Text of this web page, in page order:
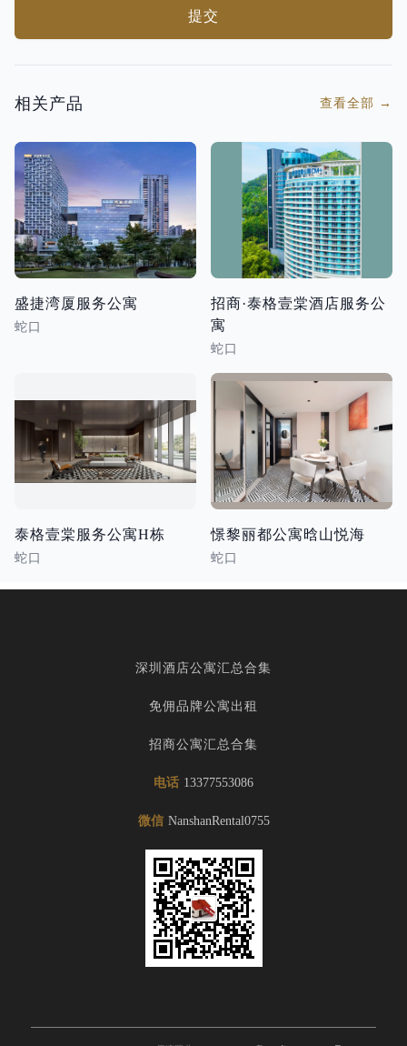
提交
相关产品 查看全部 →
盛捷湾厦服务公寓
蛇口
招商·泰格壹棠酒店服务公
寓
蛇口
泰格壹棠服务公寓H栋
蛇口
憬黎丽都公寓晗山悦海
蛇口
深圳酒店公寓汇总合集
免佣品牌公寓出租
招商公寓汇总合集
电话 13377553086
微信 NanshanRental0755